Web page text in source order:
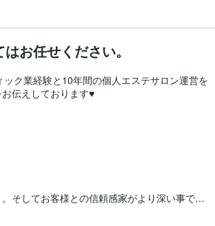
お任せください。
ク業経験と10年間の個人エステサロン運営を
伝えしております♥
そしてお客様との信頼感家がより深い事で